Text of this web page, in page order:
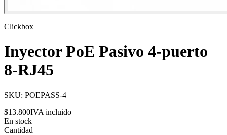
Clickbox
Inyector PoE Pasivo 4-puerto
8-RJ45
SKU: POEPASS-4
$13.800IVA incluido
En stock
Cantidad